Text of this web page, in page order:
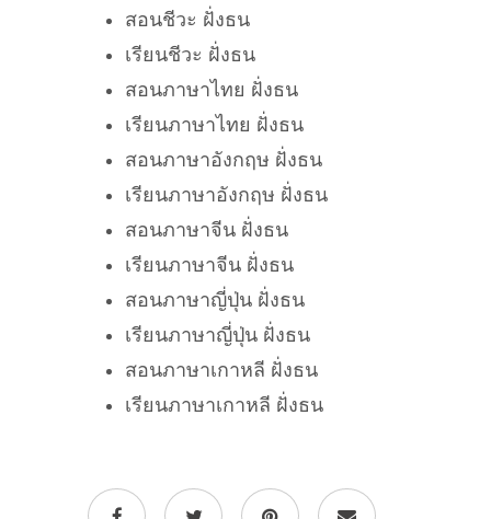
สอนชีวะ ฝั่งธน
เรียนชีวะ ฝั่งธน
สอนภาษาไทย ฝั่งธน
เรียนภาษาไทย ฝั่งธน
สอนภาษาอังกฤษ ฝั่งธน
เรียนภาษาอังกฤษ ฝั่งธน
สอนภาษาจีน ฝั่งธน
เรียนภาษาจีน ฝั่งธน
สอนภาษาญี่ปุ่น ฝั่งธน
เรียนภาษาญี่ปุ่น ฝั่งธน
สอนภาษาเกาหลี ฝั่งธน
เรียนภาษาเกาหลี ฝั่งธน